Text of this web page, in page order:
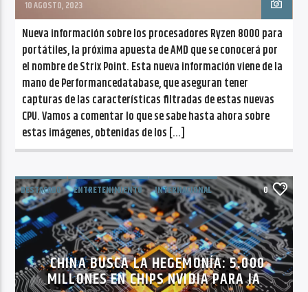
10 AGOSTO, 2023
Nueva información sobre los procesadores Ryzen 8000 para
portátiles, la próxima apuesta de AMD que se conocerá por
el nombre de Strix Point. Esta nueva información viene de la
mano de Performancedatabase, que aseguran tener
capturas de las características filtradas de estas nuevas
CPU. Vamos a comentar lo que se sabe hasta ahora sobre
estas imágenes, obtenidas de los […]
DESTACADO ENTRETENIMIENTO
INTERNACIONAL
TECNOLOGIA
0
CHINA BUSCA LA HEGEMONÍA: 5.000
MILLONES EN CHIPS NVIDIA PARA IA